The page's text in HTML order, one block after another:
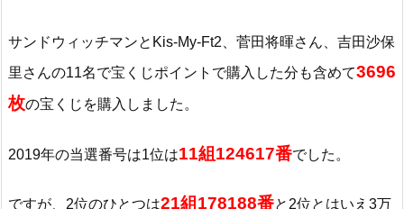
サンドウィッチマンとKis-My-Ft2、菅田将暉さん、吉田沙保
里さんの11名で宝くじポイントで購入した分も含めて3696
枚の宝くじを購入しました。
2019年の当選番号は1位は11組124617番でした。
ですが、2位のひとつは21組178188番と2位とはいえ3万